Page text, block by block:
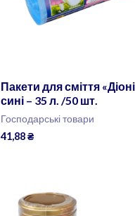
Пакети для сміття
сині – 35 л. /50 шт.
Господарські товари
41,88₴